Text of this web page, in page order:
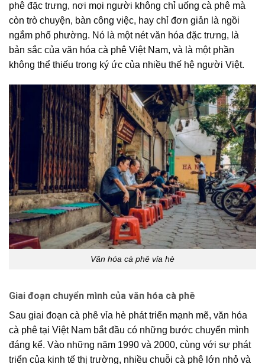
phê đặc trưng, nơi mọi người không chỉ uống cà phê mà
còn trò chuyện, bàn công việc, hay chỉ đơn giản là ngồi
ngắm phố phường. Nó là một nét văn hóa đặc trưng, là
bản sắc của văn hóa cà phê Việt Nam, và là một phần
không thể thiếu trong ký ức của nhiều thế hệ người Việt.
Văn hóa cà phê vỉa hè
Giai đoạn chuyển mình của văn hóa cà phê
Sau giai đoạn cà phê vỉa hè phát triển mạnh mẽ, văn hóa
cà phê tại Việt Nam bắt đầu có những bước chuyển mình
đáng kể. Vào những năm 1990 và 2000, cùng với sự phát
triển của kinh tế thị trường, nhiều chuỗi cà phê lớn nhỏ và